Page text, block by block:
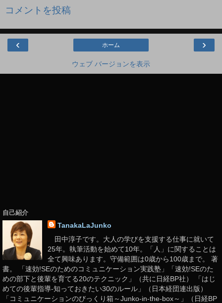
コメントを投稿
‹ ›
ホーム
ウェブ バージョンを表示
自己紹介
TanakaLaJunko
田中淳子です。大人の学びを支援する仕事に就いて
25年。執筆活動を始めて10年。「人」に関することは
全て興味あります。守備範囲は0歳から100歳まで。 著
書。 「速効!SEのためのコミュニケーション実践塾」「速効!SEのた
めの部下と後輩を育てる20のテクニック」（共に日経BP社） 「はじ
めての後輩指導-知っておきたい30のルール」（日本経団連出版）
「コミュニケーションのびっくり箱～Junko-in-the-box～」（日経BP